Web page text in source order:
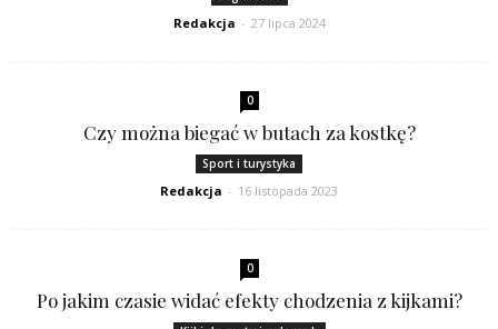
Redakcja - 27 lipca 2024
0
Czy można biegać w butach za kostkę?
Sport i turystyka
Redakcja - 16 listopada 2023
0
Po jakim czasie widać efekty chodzenia z kijkami?